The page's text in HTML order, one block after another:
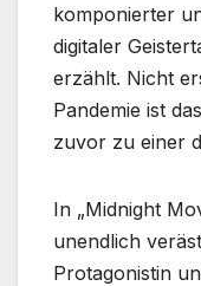
komponierter
digitaler
erzählt. Nicht
Pandemie ist
zuvor zu einer
In „Midnight
unendlich
Protagonistin